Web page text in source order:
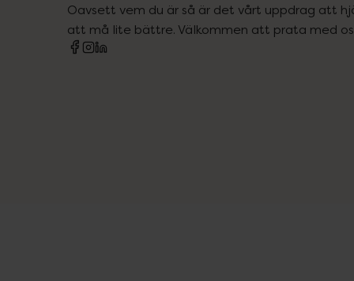
Oavsett vem du är så är det vårt uppdrag att
att må lite bättre. Välkommen att prata med